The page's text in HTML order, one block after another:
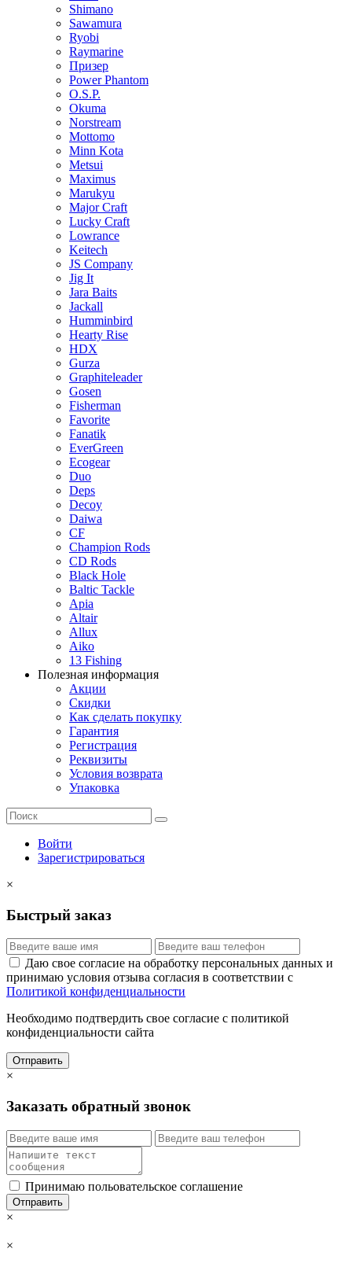
Shimano
Sawamura
Ryobi
Raymarine
Призер
Power Phantom
O.S.P.
Okuma
Norstream
Mottomo
Minn Kota
Metsui
Maximus
Marukyu
Major Craft
Lucky Craft
Lowrance
Keitech
JS Company
Jig It
Jara Baits
Jackall
Humminbird
Hearty Rise
HDX
Gurza
Graphiteleader
Gosen
Fisherman
Favorite
Fanatik
EverGreen
Ecogear
Duo
Deps
Decoy
Daiwa
CF
Champion Rods
CD Rods
Black Hole
Baltic Tackle
Apia
Altair
Allux
Aiko
13 Fishing
Полезная информация
Акции
Скидки
Как сделать покупку
Гарантия
Регистрация
Реквизиты
Условия возврата
Упаковка
Войти
Зарегистрироваться
×
Быстрый заказ
Даю свое согласие на обработку персональных данных и
принимаю условия отзыва согласия в соответствии с
Политикой конфиденциальности
Необходимо подтвердить свое согласие с политикой
конфиденциальности сайта
Отправить
×
Заказать обратный звонок
Принимаю польовательское соглашение
Отправить
×
×